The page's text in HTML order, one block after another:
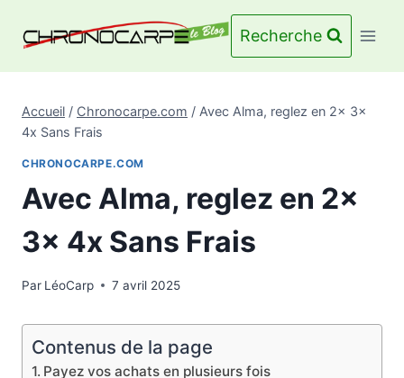
Recherche
Accueil / Chronocarpe.com / Avec Alma, reglez en 2x 3x
4x Sans Frais
CHRONOCARPE.COM
Avec Alma, reglez en 2x
3x 4x Sans Frais
Par LéoCarp 7 avril 2025
Contenus de la page
Payez vos achats en plusieurs fois